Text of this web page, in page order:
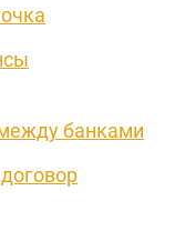
банками